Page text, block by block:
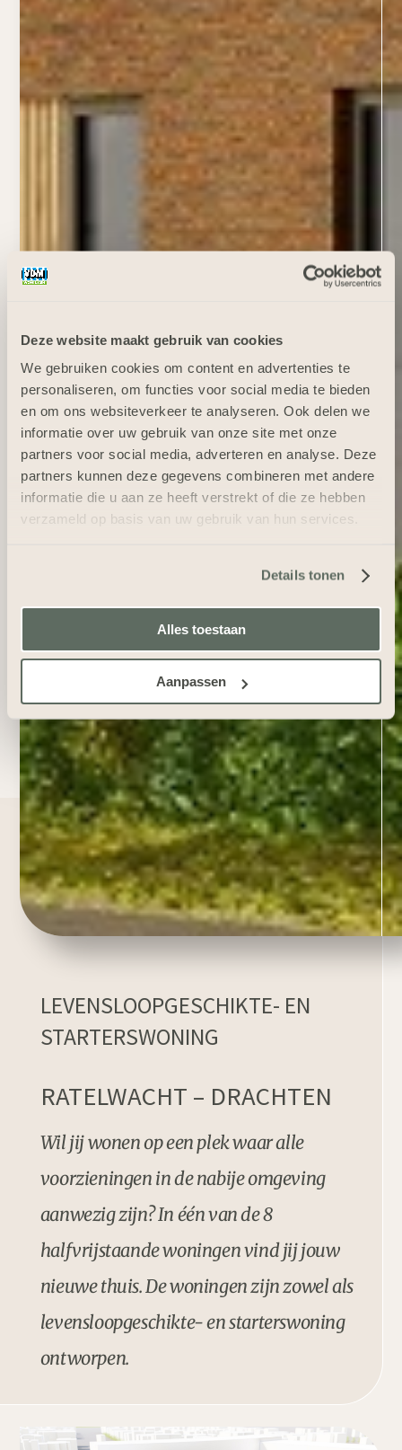
Deze website maakt gebruik van cookies
We gebruiken cookies om content en advertenties te
personaliseren, om functies voor social media te bieden
en om ons websiteverkeer te analyseren. Ook delen we
informatie over uw gebruik van onze site met onze
partners voor social media, adverteren en analyse. Deze
partners kunnen deze gegevens combineren met andere
informatie die u aan ze heeft verstrekt of die ze hebben
verzameld op basis van uw gebruik van hun services.
Details tonen
Alles toestaan
Aanpassen
LEVENSLOOPGESCHIKTE- EN
STARTERSWONING
RATELWACHT – DRACHTEN
Wil jij wonen op een plek waar alle
voorzieningen in de nabije omgeving
aanwezig zijn? In één van de 8
halfvrijstaande woningen vind jij jouw
nieuwe thuis. De woningen zijn zowel als
levensloopgeschikte- en starterswoning
ontworpen.